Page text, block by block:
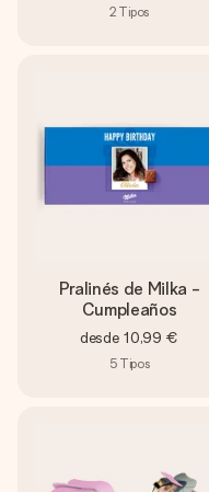
2 Tipos
Pralinés de Milka -
Cumpleaños
desde 10,99 €
5 Tipos